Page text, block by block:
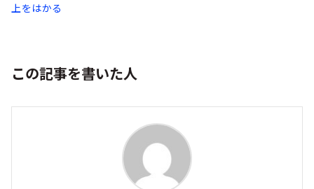
上をはかる
この記事を書いた人